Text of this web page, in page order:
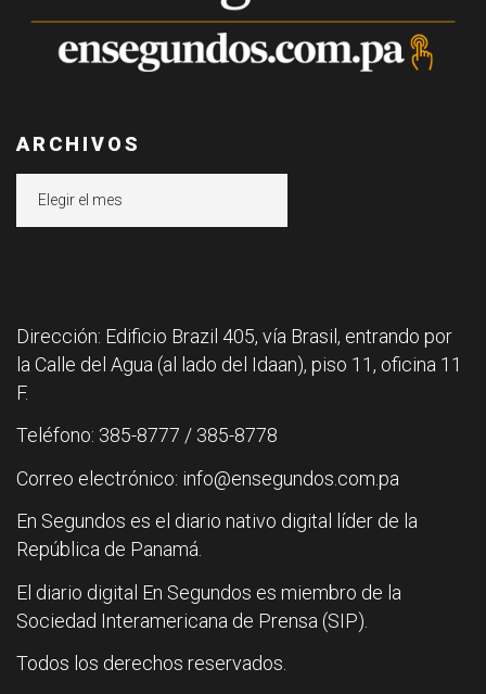
ARCHIVOS
Dirección: Edificio Brazil 405, vía Brasil, entrando por
la Calle del Agua (al lado del Idaan), piso 11, oficina 11
F.
Teléfono: 385-8777 / 385-8778
Correo electrónico: info@ensegundos.com.pa
En Segundos es el diario nativo digital líder de la
República de Panamá.
El diario digital En Segundos es miembro de la
Sociedad Interamericana de Prensa (SIP).
Todos los derechos reservados.